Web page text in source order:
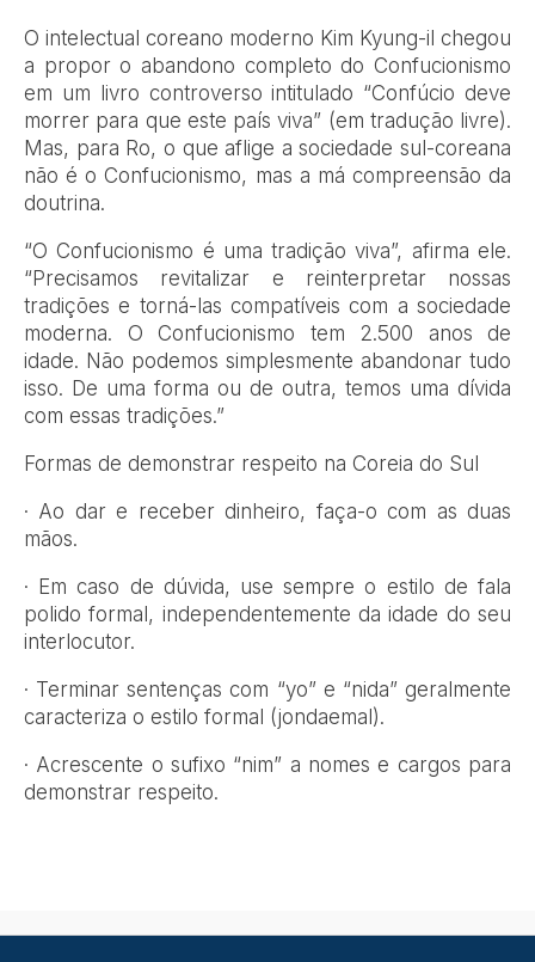
O intelectual coreano moderno Kim Kyung-il chegou
a propor o abandono completo do Confucionismo
em um livro controverso intitulado “Confúcio deve
morrer para que este país viva” (em tradução livre).
Mas, para Ro, o que aflige a sociedade sul-coreana
não é o Confucionismo, mas a má compreensão da
doutrina.
“O Confucionismo é uma tradição viva”, afirma ele.
“Precisamos revitalizar e reinterpretar nossas
tradições e torná-las compatíveis com a sociedade
moderna. O Confucionismo tem 2.500 anos de
idade. Não podemos simplesmente abandonar tudo
isso. De uma forma ou de outra, temos uma dívida
com essas tradições.”
Formas de demonstrar respeito na Coreia do Sul
· Ao dar e receber dinheiro, faça-o com as duas
mãos.
· Em caso de dúvida, use sempre o estilo de fala
polido formal, independentemente da idade do seu
interlocutor.
· Terminar sentenças com “yo” e “nida” geralmente
caracteriza o estilo formal (jondaemal).
· Acrescente o sufixo “nim” a nomes e cargos para
demonstrar respeito.